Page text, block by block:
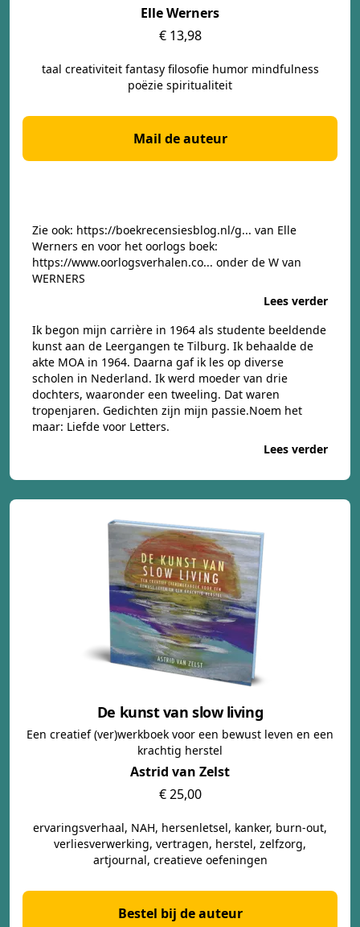
Elle Werners
€ 13,98
taal creativiteit fantasy filosofie humor mindfulness
poëzie spiritualiteit
Mail de auteur
Zie ook: https://boekrecensiesblog.nl/g... van Elle
Werners en voor het oorlogs boek:
https://www.oorlogsverhalen.co... onder de W van
WERNERS
Lees verder
Ik begon mijn carrière in 1964 als studente beeldende
kunst aan de Leergangen te Tilburg. Ik behaalde de
akte MOA in 1964. Daarna gaf ik les op diverse
scholen in Nederland. Ik werd moeder van drie
dochters, waaronder een tweeling. Dat waren
tropenjaren. Gedichten zijn mijn passie.Noem het
maar: Liefde voor Letters.
Lees verder
De kunst van slow living
Een creatief (ver)werkboek voor een bewust leven en een
krachtig herstel
Astrid van Zelst
€ 25,00
ervaringsverhaal, NAH, hersenletsel, kanker, burn-out,
verliesverwerking, vertragen, herstel, zelfzorg,
artjournal, creatieve oefeningen
Bestel bij de auteur